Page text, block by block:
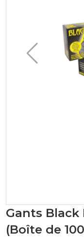
Gants Black
(Boîte de